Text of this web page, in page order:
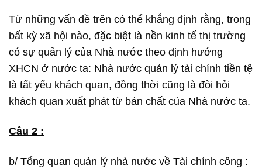
Từ những vấn đề trên có thể khẳng định rằng, trong
bất kỳ xã hội nào, đặc biệt là nền kinh tế thị trường
có sự quản lý của Nhà nước theo định hướng
XHCN ở nước ta: Nhà nước quản lý tài chính tiền tệ
là tất yếu khách quan, đồng thời cũng là đòi hỏi
khách quan xuất phát từ bản chất của Nhà nước ta.
Câu 2 :
b/ Tổng quan quản lý nhà nước về Tài chính công :